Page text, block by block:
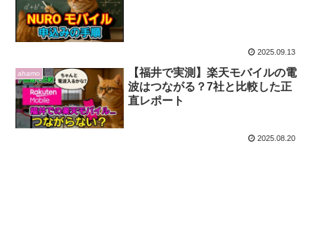
2025.09.13
ahamo
【福井で実測】楽天モバイルの電
波はつながる？7社と比較した正
直レポート
2025.08.20